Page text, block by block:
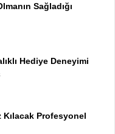
Sağladığı
Hediye Deneyimi
Kılacak Profesyonel